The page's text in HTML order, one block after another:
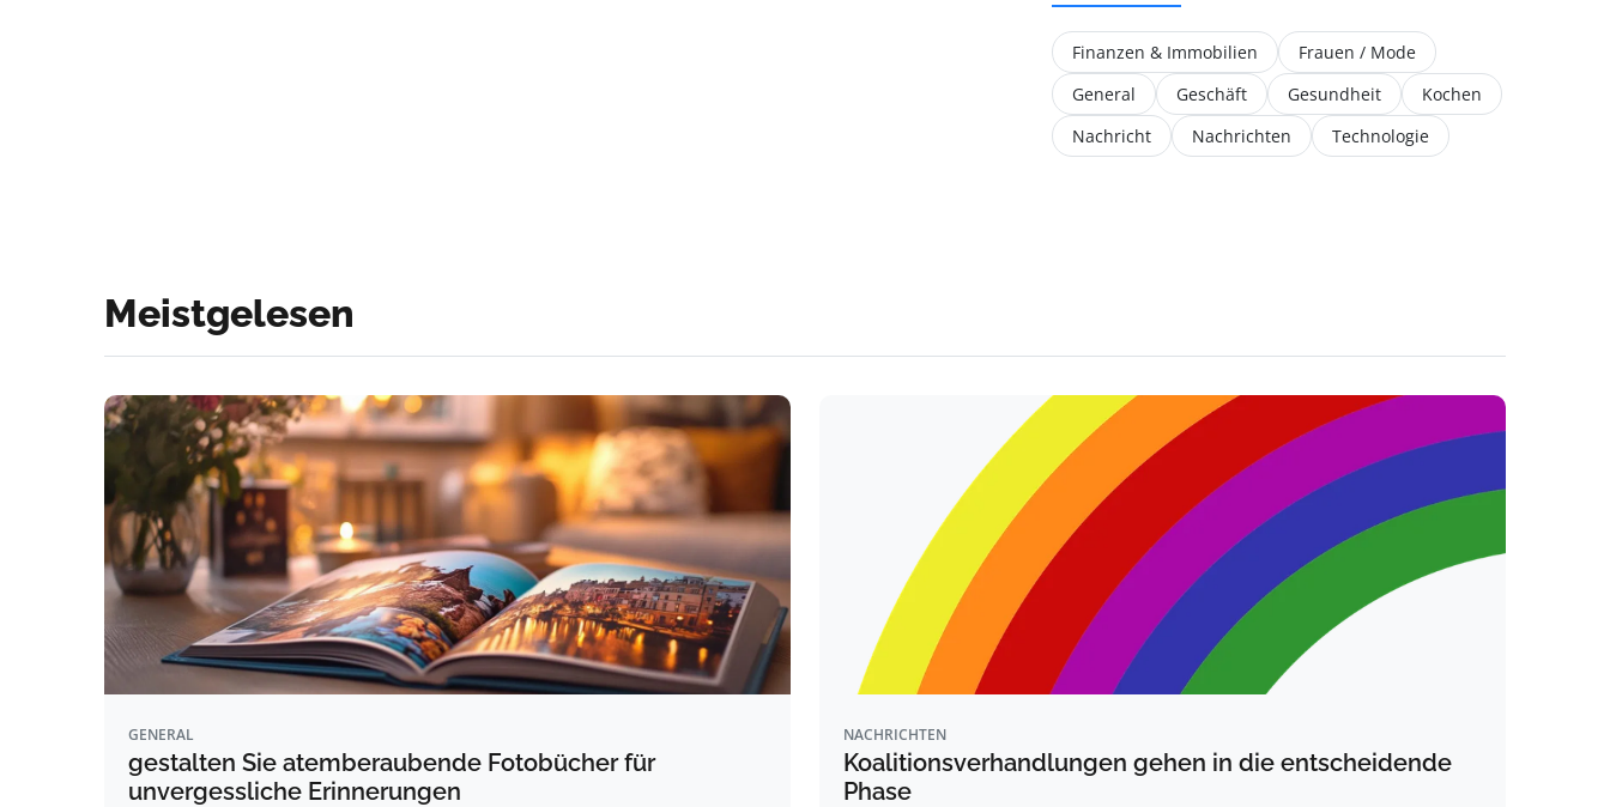
Finanzen & Immobilien
Frauen / Mode
General
Geschäft Gesundheit
Kochen
Nachricht
Nachrichten Technologie
Meistgelesen
GENERAL
gestalten Sie atemberaubende Fotobücher für
unvergessliche Erinnerungen
NACHRICHTEN
Koalitionsverhandlungen gehen in die entscheidende
Phase